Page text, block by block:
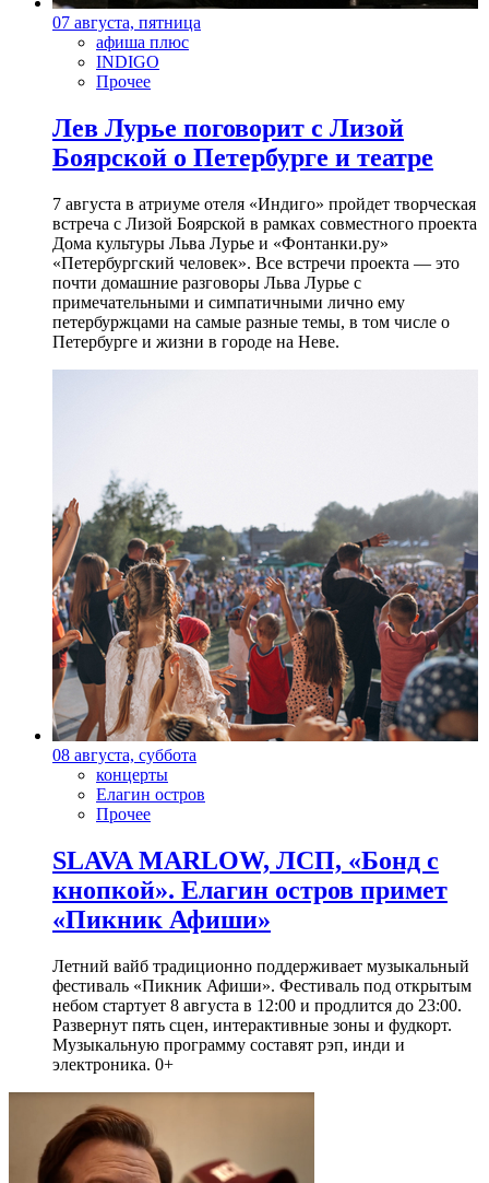
07 августа, пятница
афиша плюс
INDIGO
Прочее
Лев Лурье поговорит с Лизой
Боярской о Петербурге и театре
7 августа в атриуме отеля «Индиго» пройдет творческая
встреча с Лизой Боярской в рамках совместного проекта
Дома культуры Льва Лурье и «Фонтанки.ру»
«Петербургский человек». Все встречи проекта — это
почти домашние разговоры Льва Лурье с
примечательными и симпатичными лично ему
петербуржцами на самые разные темы, в том числе о
Петербурге и жизни в городе на Неве.
08 августа, суббота
концерты
Елагин остров
Прочее
SLAVA MARLOW, ЛСП, «Бонд с
кнопкой». Елагин остров примет
«Пикник Афиши»
Летний вайб традиционно поддерживает музыкальный
фестиваль «Пикник Афиши». Фестиваль под открытым
небом стартует 8 августа в 12:00 и продлится до 23:00.
Развернут пять сцен, интерактивные зоны и фудкорт.
Музыкальную программу составят рэп, инди и
электроника. 0+